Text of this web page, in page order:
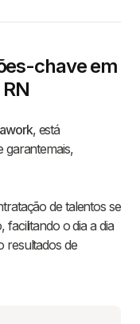
chave em
, está
garantemais,
de talentos se
facilitando o dia a dia
resultados de